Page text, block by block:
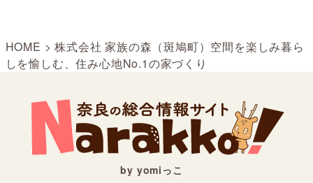
HOME >株式会社 家族の森（斑鳩町）空間を楽しみ暮ら
しを愉しむ、住み心地No.1の家づくり
by yomiっこ